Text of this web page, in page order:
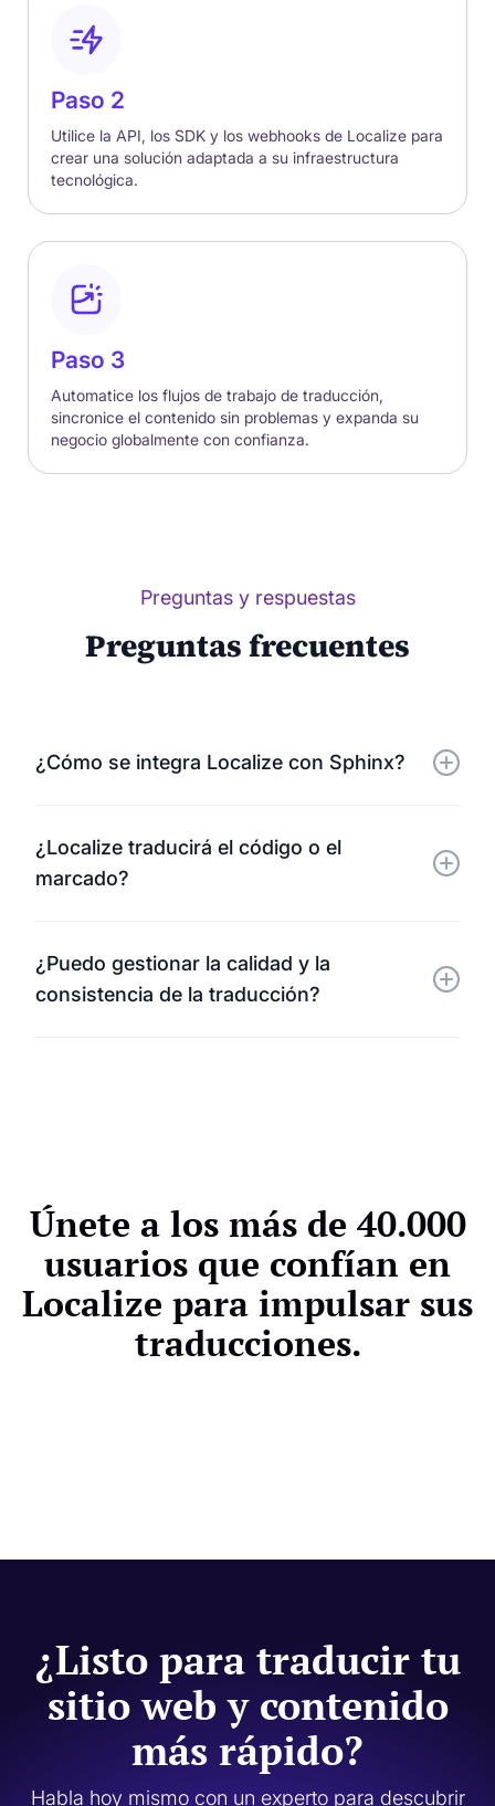
Paso 2
Utilice la API, los SDK y los webhooks de Localize para
crear una solución adaptada a su infraestructura
tecnológica.
Paso 3
Automatice los flujos de trabajo de traducción,
sincronice el contenido sin problemas y expanda su
negocio globalmente con confianza.
Preguntas y respuestas
Preguntas frecuentes
¿Cómo se integra Localize con Sphinx?
documentación generado por Sphinx. Una vez
instalado, detecta automáticamente el contenido
necesidad de modificar el código.
¿Localize traducirá el código o el
marcado?
contenido legible para humanos y omite los bloques
de código, las variables y la sintaxis, lo que
¿Puedo gestionar la calidad y la
consistencia de la traducción?
Únete a los más de 40.000
usuarios que confían en
Localize para impulsar sus
traducciones.
¿Listo para traducir tu
sitio web y contenido
más rápido?
Habla hoy mismo con un experto para descubrir